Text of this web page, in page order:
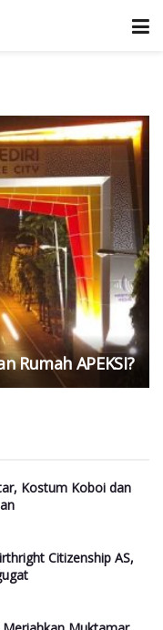
Rumah APEKSI?
Kostum Koboi dan
Citizenship AS,